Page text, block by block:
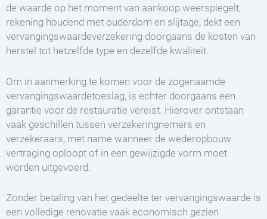
de waarde op het moment van aankoop weerspiegelt,
rekening houdend met ouderdom en slijtage, dekt een
vervangingswaardeverzekering doorgaans de kosten van
herstel tot hetzelfde type en dezelfde kwaliteit.
Om in aanmerking te komen voor de zogenaamde
vervangingswaardetoeslag, is echter doorgaans een
garantie voor de restauratie vereist. Hierover ontstaan
vaak geschillen tussen verzekeringnemers en
verzekeraars, met name wanneer de wederopbouw
vertraging oploopt of in een gewijzigde vorm moet
worden uitgevoerd.
Zonder betaling van het gedeelte ter vervangingswaarde is
een volledige renovatie vaak economisch gezien